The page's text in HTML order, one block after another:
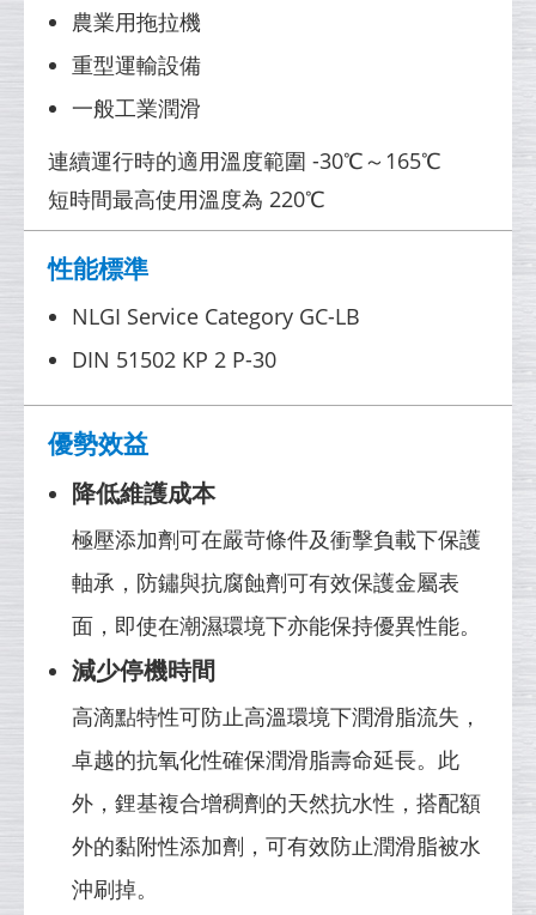
農業用拖拉機
重型運輸設備
一般工業潤滑
連續運行時的適用溫度範圍 -30℃～165℃
短時間最高使用溫度為 220℃
性能標準
NLGI Service Category GC-LB
DIN 51502 KP 2 P-30
優勢效益
降低維護成本
極壓添加劑可在嚴苛條件及衝擊負載下保護
軸承，防鏽與抗腐蝕劑可有效保護金屬表
面，即使在潮濕環境下亦能保持優異性能。
減少停機時間
高滴點特性可防止高溫環境下潤滑脂流失，
卓越的抗氧化性確保潤滑脂壽命延長。此
外，鋰基複合增稠劑的天然抗水性，搭配額
外的黏附性添加劑，可有效防止潤滑脂被水
沖刷掉。